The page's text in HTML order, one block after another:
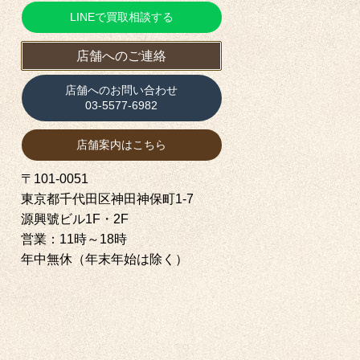
LINEで買取相談する
店舗へのご連絡
店舗へのお問い合わせ
03-5577-6982
店舗案内はこちら
〒101-0051
東京都千代田区神田神保町1‐7
源興號ビル1F・2F
営業：11時～18時
年中無休（年末年始は除く）